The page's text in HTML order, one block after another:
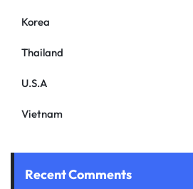
Korea
Thailand
U.S.A
Vietnam
Recent Comments